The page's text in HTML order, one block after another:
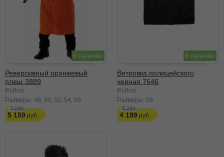
В наличии
Реверсивный оранжевый
плащ 3889
Rothco
Размеры: 48 50 52 54 56
7 099
5 159
В наличии
Ветровка полицейского
черная 7646
Rothco
Размеры: 56
5 299
4 199